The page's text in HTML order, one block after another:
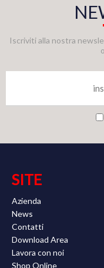
Iscriviti alla nostra
SITE
Azienda
News
Contatti
Download Area
Lavora con noi
Shop Online